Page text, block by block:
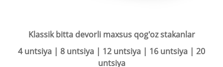
Klassik bitta devorli maxsus qog'oz stakanlar
4 untsiya | 8 untsiya | 12 untsiya | 16 untsiya | 20
untsiya